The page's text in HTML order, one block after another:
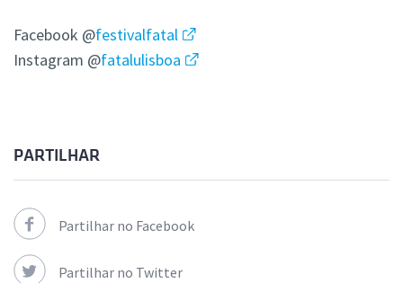
Facebook @festivalfatal
Instagram @fatalulisboa
PARTILHAR
Partilhar no Facebook
Partilhar no Twitter